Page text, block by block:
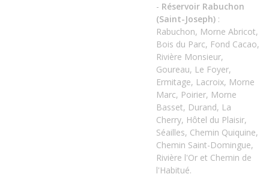
- Réservoir Rabuchon
(Saint-Joseph) :
Rabuchon, Morne Abricot,
Bois du Parc, Fond Cacao,
Rivière Monsieur,
Goureau, Le Foyer,
Ermitage, Lacroix, Morne
Marc, Poirier, Morne
Basset, Durand, La
Cherry, Hôtel du Plaisir,
Séailles, Chemin Quiquine,
Chemin Saint-Domingue,
Rivière l'Or et Chemin de
l'Habitué.